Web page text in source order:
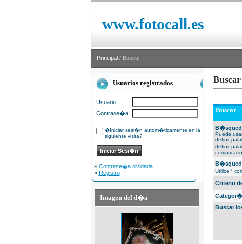
www.fotocall.es
Principal / Buscar
Usuarios registrados
Usuario:
Contrase�a:
�Iniciar sesi�n autom�ticamente en la
siguiente visita?
» Contrase�a olvidada
» Registro
Imagen del d�a
Buscar
Buscar
Puede
definir
definir
Utilice *
Criterio
Buscar